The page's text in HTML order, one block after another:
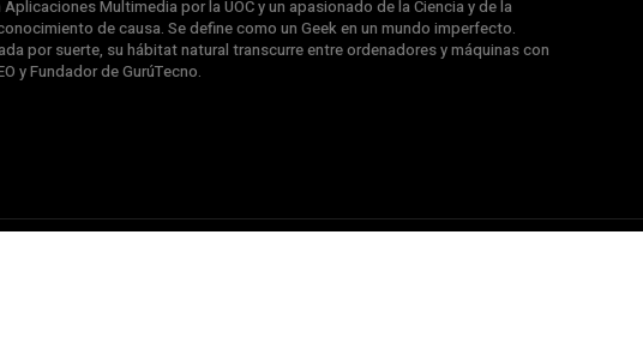
Multimedia por la UOC y un apasionado de la Ciencia y de la
de causa. Se define como un Geek en un mundo imperfecto.
por suerte, su hábitat natural transcurre entre ordenadores y máquinas con
y Fundador de GurúTecno.